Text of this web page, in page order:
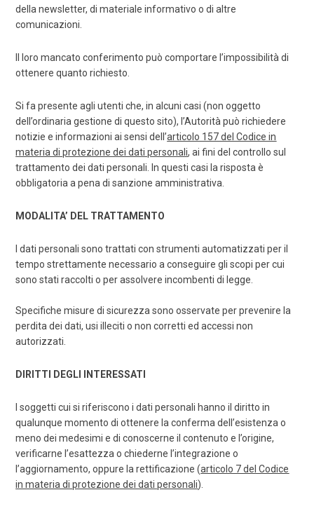
della newsletter, di materiale informativo o di altre
comunicazioni.
Il loro mancato conferimento può comportare l’impossibilità di
ottenere quanto richiesto.
Si fa presente agli utenti che, in alcuni casi (non oggetto
dell’ordinaria gestione di questo sito), l’Autorità può richiedere
notizie e informazioni ai sensi dell’articolo 157 del Codice in
materia di protezione dei dati personali, ai fini del controllo sul
trattamento dei dati personali. In questi casi la risposta è
obbligatoria a pena di sanzione amministrativa.
MODALITA’ DEL TRATTAMENTO
I dati personali sono trattati con strumenti automatizzati per il
tempo strettamente necessario a conseguire gli scopi per cui
sono stati raccolti o per assolvere incombenti di legge.
Specifiche misure di sicurezza sono osservate per prevenire la
perdita dei dati, usi illeciti o non corretti ed accessi non
autorizzati.
DIRITTI DEGLI INTERESSATI
I soggetti cui si riferiscono i dati personali hanno il diritto in
qualunque momento di ottenere la conferma dell’esistenza o
meno dei medesimi e di conoscerne il contenuto e l’origine,
verificarne l’esattezza o chiederne l’integrazione o
l’aggiornamento, oppure la rettificazione (articolo 7 del Codice
in materia di protezione dei dati personali).